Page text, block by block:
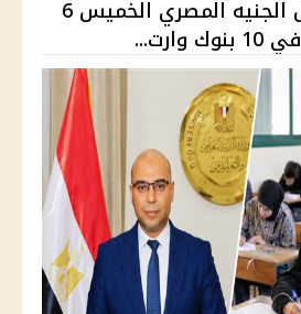
سعر الدولار مقابل الجنيه المصري الخميس 6